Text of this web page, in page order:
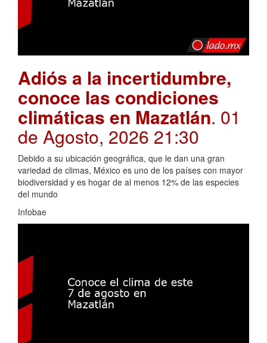
Adiós a la incertidumbre,
conoce las condiciones
climáticas en Mazatlán. 01
de Agosto, 2026 21:30
Debido a su ubicación geográfica, que le dan una gran
variedad de climas, México es uno de los países con mayor
biodiversidad y es hogar de al menos 12% de las especies
del mundo
Infobae